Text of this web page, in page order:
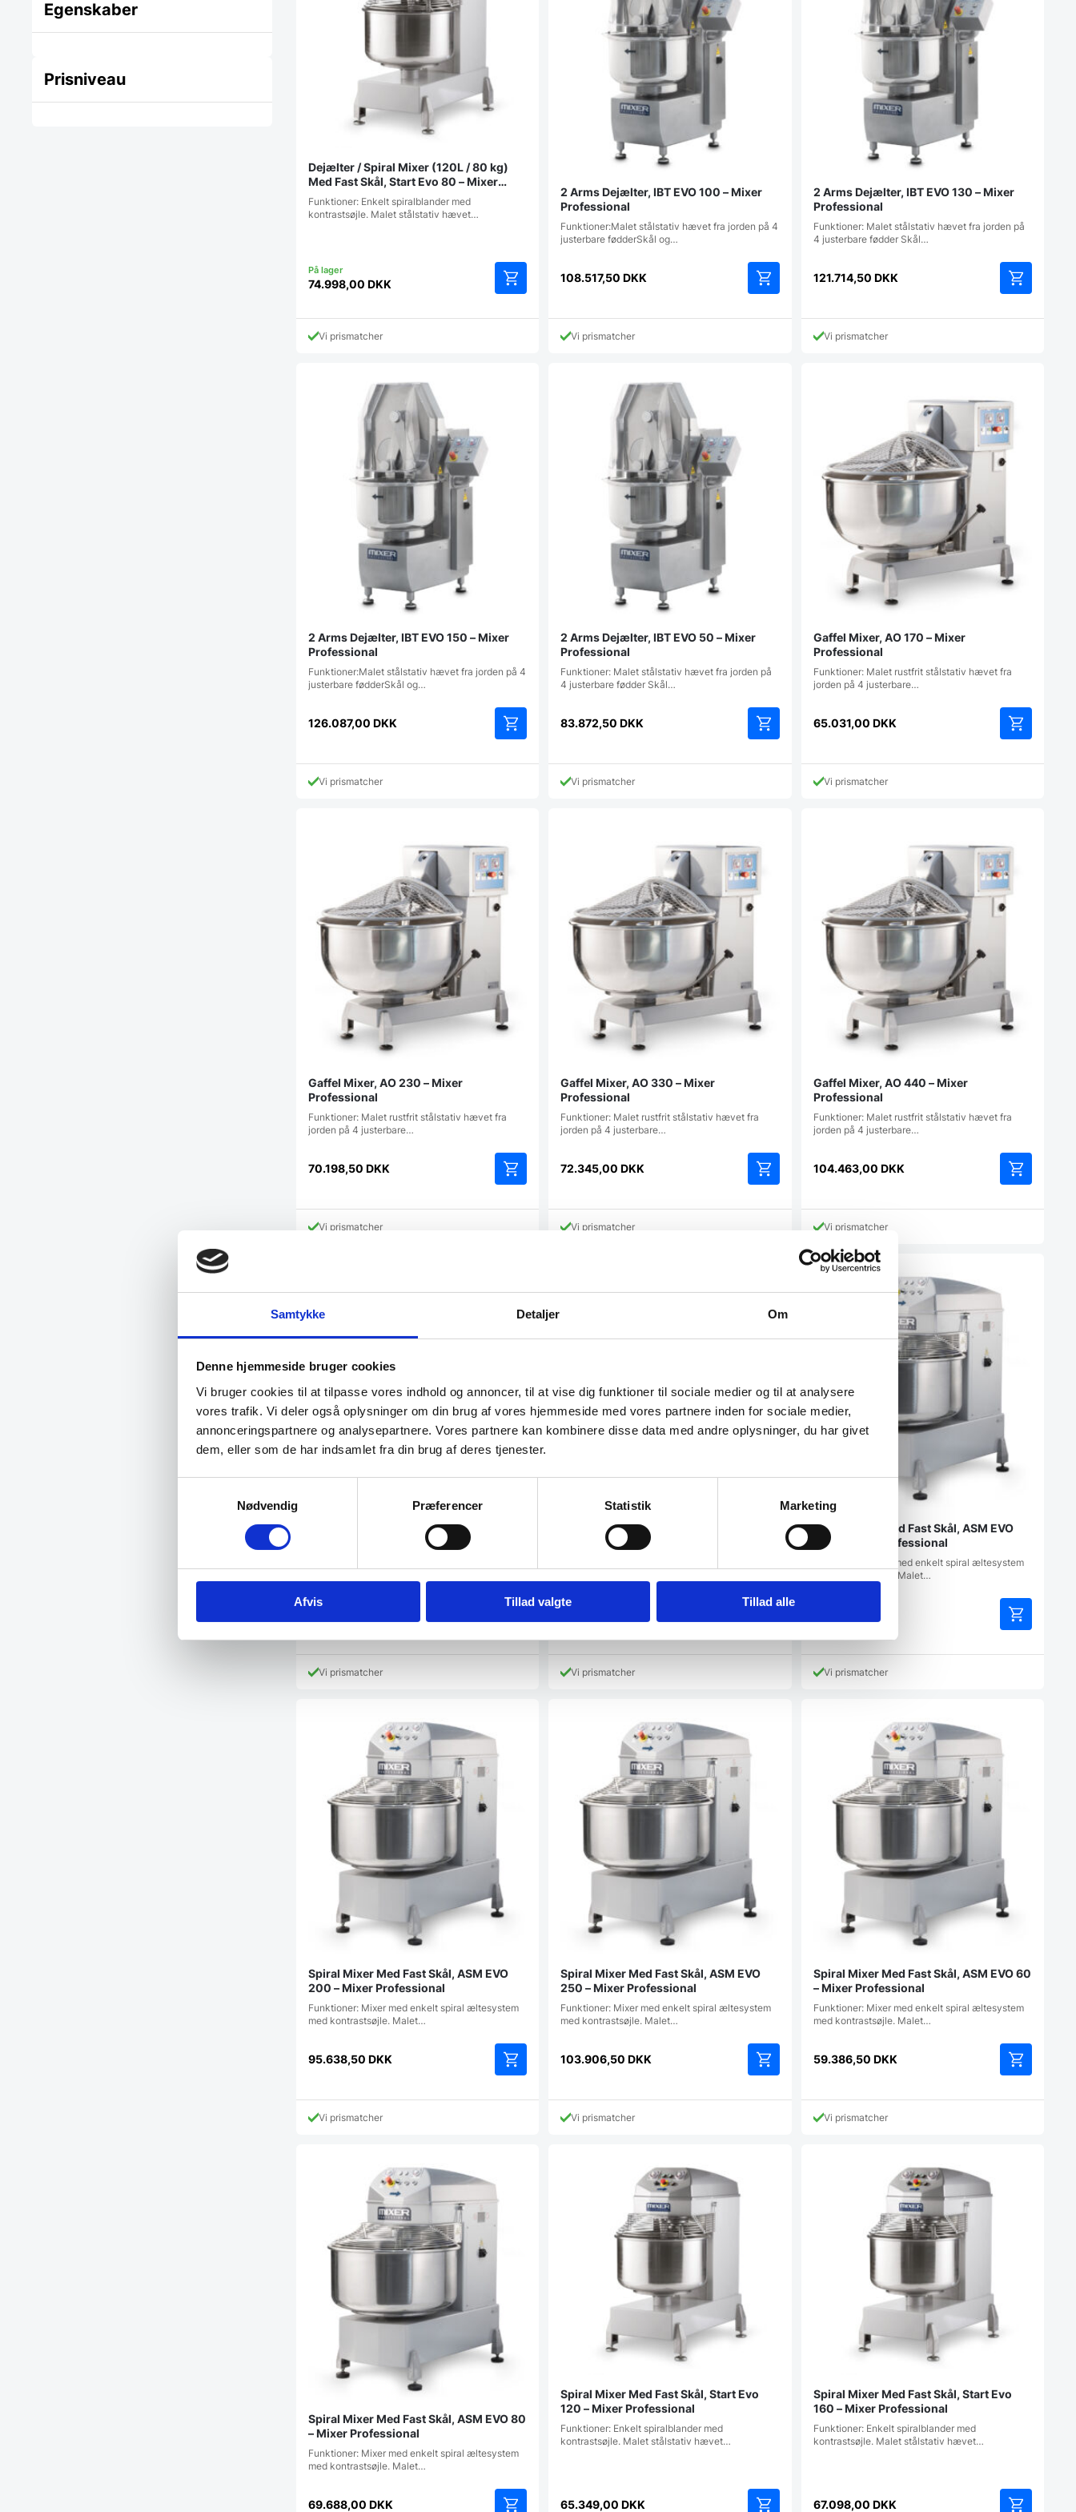
Samtykke Detaljer Om
Denne hjemmeside bruger cookies
Vi bruger cookies til at tilpasse vores indhold og annoncer, til at vise dig funktioner til sociale medier og til at analysere
vores trafik. Vi deler også oplysninger om din brug af vores hjemmeside med vores partnere inden for sociale medier,
annonceringspartnere og analysepartnere. Vores partnere kan kombinere disse data med andre oplysninger, du har givet
dem, eller som de har indsamlet fra din brug af deres tjenester.
Nødvendig
Præferencer Statistik Marketing
Afvis Tillad valgte Tillad alle
Egenskaber
Prisniveau
Dejælter / Spiral Mixer (120L / 80 kg)
Med Fast Skål, Start Evo 80 – Mixer
Professional
Funktioner: Enkelt spiralblander med
kontrastsøjle. Malet stålstativ hævet…
74.998,00 DKK
Vi prismatcher
2 Arms Dejælter, IBT EVO 100 – Mixer
Professional
Funktioner:Malet stålstativ hævet fra jorden på 4
justerbare fødderSkål og…
108.517,50DKK
Vi prismatcher
2 Arms Dejælter, IBT EVO 130 – Mixer
Professional
Funktioner: Malet stålstativ hævet fra jorden på
4 justerbare fødder Skål…
121.714,50 DKK
Vi prismatcher
2 Arms Dejælter, IBT EVO 150 – Mixer
Professional
Funktioner:Malet stålstativ hævet fra jorden på 4
justerbare fødderSkål og…
126.087,00 DKK
Vi prismatcher
2 Arms Dejælter, IBT EVO 50 – Mixer
Professional
Funktioner: Malet stålstativ hævet fra jorden på
4 justerbare fødder Skål…
83.872,50DKK
Vi prismatcher
Gaffel Mixer, AO 170 – Mixer
Professional
Funktioner: Malet rustfrit stålstativ hævet fra
jorden på 4 justerbare…
65.031,00 DKK
Vi prismatcher
Gaffel Mixer, AO 230 – Mixer
Professional
Funktioner: Malet rustfrit stålstativ hævet fra
jorden på 4 justerbare…
70.198,50 DKK
Vi prismatcher
Gaffel Mixer, AO 330 – Mixer
Professional
Funktioner: Malet rustfrit stålstativ hævet fra
jorden på 4 justerbare…
72.345,00DKK
Vi prismatcher
Gaffel Mixer, AO 440 – Mixer
Professional
Funktioner: Malet rustfrit stålstativ hævet fra
jorden på 4 justerbare…
104.463,00 DKK
Vi prismatcher
Spiral Mixer Med Fast Skål, ASM EVO
100 – Mixer Professional
Vi prismatcher
Spiral Mixer Med Fast Skål, ASM EVO
130 – Mixer Professional
Vi prismatcher
Spiral Mixer Med Fast Skål, ASM EVO
160 – Mixer Professional
Funktioner: Mixer med enkelt spiral æltesystem
med kontrastsøjle. Malet…
Vi prismatcher
Spiral Mixer Med Fast Skål, ASM EVO
200 – Mixer Professional
Funktioner: Mixer med enkelt spiral æltesystem
med kontrastsøjle. Malet…
95.638,50 DKK
Vi prismatcher
Spiral Mixer Med Fast Skål, ASM EVO
250 – Mixer Professional
Funktioner: Mixer med enkelt spiral æltesystem
med kontrastsøjle. Malet…
103.906,50DKK
Vi prismatcher
Spiral Mixer Med Fast Skål, ASM EVO 60
– Mixer Professional
Funktioner: Mixer med enkelt spiral æltesystem
med kontrastsøjle. Malet…
59.386,50 DKK
Vi prismatcher
Spiral Mixer Med Fast Skål, ASM EVO 80
– Mixer Professional
Funktioner: Mixer med enkelt spiral æltesystem
med kontrastsøjle. Malet…
69.688,00 DKK
Spiral Mixer Med Fast Skål, Start Evo
120 – Mixer Professional
Funktioner: Enkelt spiralblander med
kontrastsøjle. Malet stålstativ hævet…
65.349,00DKK
Spiral Mixer Med Fast Skål, Start Evo
160 – Mixer Professional
Funktioner: Enkelt spiralblander med
kontrastsøjle. Malet stålstativ hævet…
67.098,00 DKK